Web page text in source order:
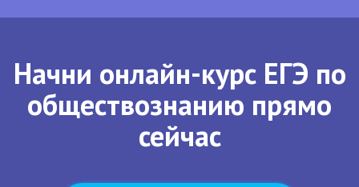
Начни онлайн-курс ЕГЭ по
обществознанию прямо
сейчас